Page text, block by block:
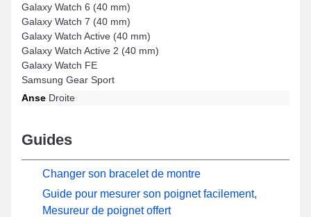
Galaxy Watch 6 (40 mm)
Galaxy Watch 7 (40 mm)
Galaxy Watch Active (40 mm)
Galaxy Watch Active 2 (40 mm)
Galaxy Watch FE
Samsung Gear Sport
Anse Droite
Guides
Changer son bracelet de montre
Guide pour mesurer son poignet facilement,
Mesureur de poignet offert